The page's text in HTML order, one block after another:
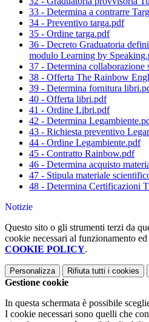
33 - Determina a contrarre
34 - Preventivo targa.pdf
35 - Ordine targa.pdf
36 - Decreto Graduatoria
modulo Learning by
37 - Determina collaborazione
38 - Offerta The Rainbow
39 - Determina fornitura
40 - Offerta libri.pdf
41 - Ordine Libri.pdf
42 - Determina
43 - Richiesta preventivo
44 - Ordine Legambiente.pdf
45 - Contratto Rainbow.pdf
46 - Determina acquisto
47 - Stipula materiale
48 - Determina Certificazioni
Notizie
Questo sito o gli strumenti terzi da
cookie necessari al funzionamento
COOKIE POLICY.
Personalizza Rifiuta tutti i cookies
Gestione cookie
In questa schermata è possibile
I cookie necessari sono quelli che